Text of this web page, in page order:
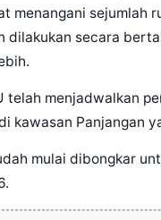
menangani sejumlah
dilakukan secara
telah menjadwalkan
kawasan Panjangan
mulai dibongkar